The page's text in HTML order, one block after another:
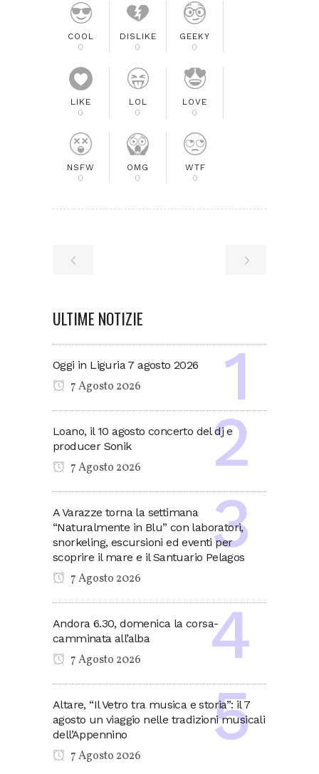
COOL
0
DISLIKE
0
GEEKY
0
LIKE
0
LOL
0
LOVE
0
NSFW
0
OMG
0
WTF
0
ULTIME NOTIZIE
Oggi in Liguria 7 agosto 2026
7 Agosto 2026
Loano, il 10 agosto concerto del dj e
producer Sonik
7 Agosto 2026
A Varazze torna la settimana
“Naturalmente in Blu” con laboratori,
snorkeling, escursioni ed eventi per
scoprire il mare e il Santuario Pelagos
7 Agosto 2026
Andora 6.30, domenica la corsa-
camminata all’alba
7 Agosto 2026
Altare, “Il Vetro tra musica e storia”: il 7
agosto un viaggio nelle tradizioni musicali
dell’Appennino
7 Agosto 2026